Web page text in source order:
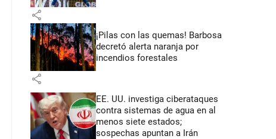
share
¡Pilas con las quemas! Barbosa
decretó alerta naranja por
incendios forestales
share
EE. UU. investiga ciberataques
contra sistemas de agua en al
menos siete estados;
sospechas apuntan a Irán